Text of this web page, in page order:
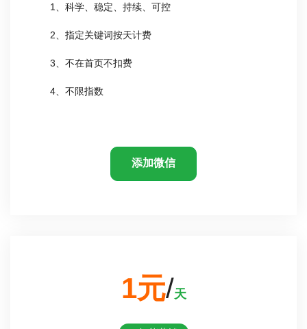
1、科学、稳定、持续、可控
2、指定关键词按天计费
3、不在首页不扣费
4、不限指数
添加微信
1元/天